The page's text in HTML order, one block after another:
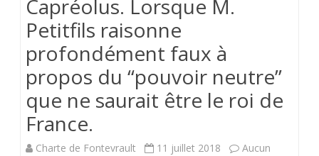
Capréolus. Lorsque M.
Petitfils raisonne
profondément faux à
propos du “pouvoir neutre”
que ne saurait être le roi de
France.
Charte de Fontevrault 11 juillet 2018
Aucun